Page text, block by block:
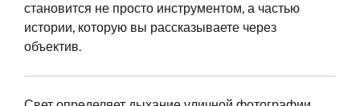
становится не просто инструментом, а частью
истории, которую вы рассказываете через
объектив.